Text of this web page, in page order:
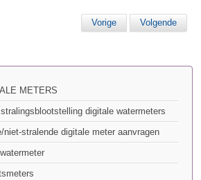
Vorige Volgende
METERS
digitale watermeters
niet-stralende digitale meter aanvragen